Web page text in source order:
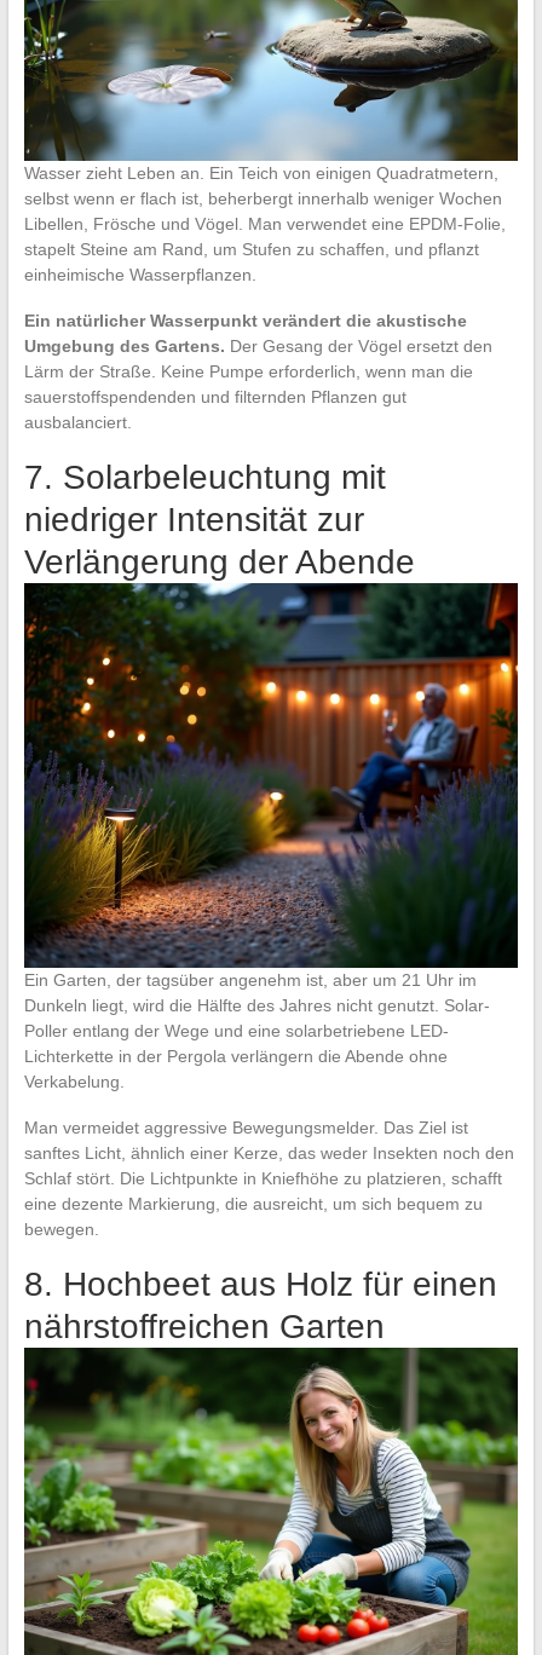
Wasser zieht Leben an. Ein Teich von einigen Quadratmetern,
selbst wenn er flach ist, beherbergt innerhalb weniger Wochen
Libellen, Frösche und Vögel. Man verwendet eine EPDM-Folie,
stapelt Steine am Rand, um Stufen zu schaffen, und pflanzt
einheimische Wasserpflanzen.
Ein natürlicher Wasserpunkt verändert die akustische
Umgebung des Gartens. Der Gesang der Vögel ersetzt den
Lärm der Straße. Keine Pumpe erforderlich, wenn man die
sauerstoffspendenden und filternden Pflanzen gut
ausbalanciert.
7. Solarbeleuchtung mit
niedriger Intensität zur
Verlängerung der Abende
Ein Garten, der tagsüber angenehm ist, aber um 21 Uhr im
Dunkeln liegt, wird die Hälfte des Jahres nicht genutzt. Solar-
Poller entlang der Wege und eine solarbetriebene LED-
Lichterkette in der Pergola verlängern die Abende ohne
Verkabelung.
Man vermeidet aggressive Bewegungsmelder. Das Ziel ist
sanftes Licht, ähnlich einer Kerze, das weder Insekten noch den
Schlaf stört. Die Lichtpunkte in Kniefhöhe zu platzieren, schafft
eine dezente Markierung, die ausreicht, um sich bequem zu
bewegen.
8. Hochbeet aus Holz für einen
nährstoffreichen Garten